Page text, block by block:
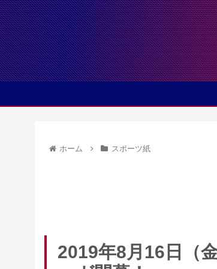
ホーム スポーツ紙
2019年8月16日（